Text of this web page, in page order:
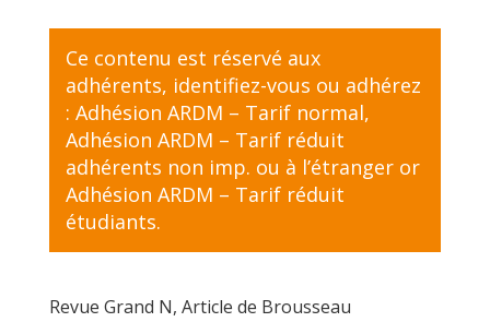
Ce contenu est réservé aux
adhérents, identifiez-vous ou adhérez
: Adhésion ARDM – Tarif normal,
Adhésion ARDM – Tarif réduit
adhérents non imp. ou à l’étrangeror
Adhésion ARDM – Tarif réduit
étudiants.
Revue Grand N, Article de Brousseau